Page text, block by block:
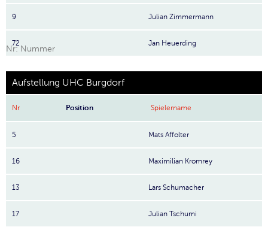
9 Julian Zimmermann
72 Jan Heuerding
Nr: Nummer
Aufstellung UHC Burgdorf
Nr Position Spielername
5 Mats Affolter
16 Maximilian Kromrey
13 Lars Schumacher
17 Julian Tschumi